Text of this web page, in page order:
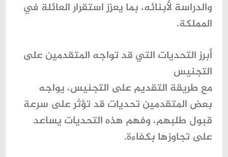
والدراسة لأبنائه، بما يعزز استقرار العائلة في
المملكة.
أبرز التحديات التي قد تواجه المتقدمين على
التجنيس
مع طريقة التقديم على التجنيس، يواجه
بعض المتقدمين تحديات قد تؤثر على سرعة
قبول طلبهم، وفهم هذه التحديات يساعد
على تجاوزها بكفاءة.